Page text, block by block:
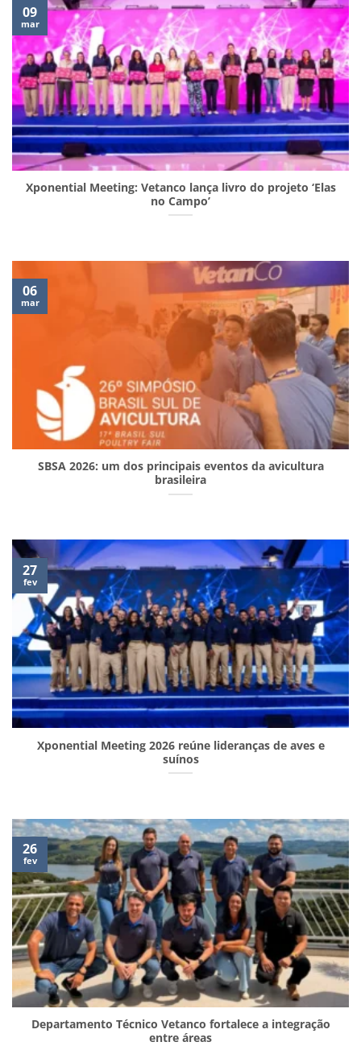
Xponential Meeting: Vetanco lança livro do projeto ‘Elas
no Campo’
09
mar
SBSA 2026: um dos principais eventos da avicultura
brasileira
06
mar
Xponential Meeting 2026 reúne lideranças de aves e
suínos
27
fev
Departamento Técnico Vetanco fortalece a integração
entre áreas
26
fev